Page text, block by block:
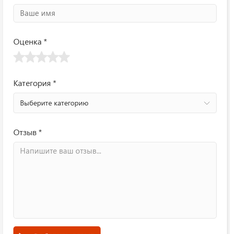
Оценка *
Категория *
Выберите категорию
Отзыв *